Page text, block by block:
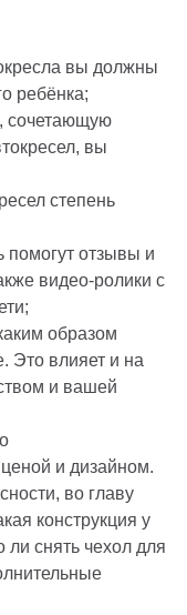
вы должны
ребёнка;
сочетающую
вы
степень
отзывы и
видео-ролики с
образом
Это влияет и на
и вашей
и дизайном.
во главу
конструкция у
ли снять чехол для